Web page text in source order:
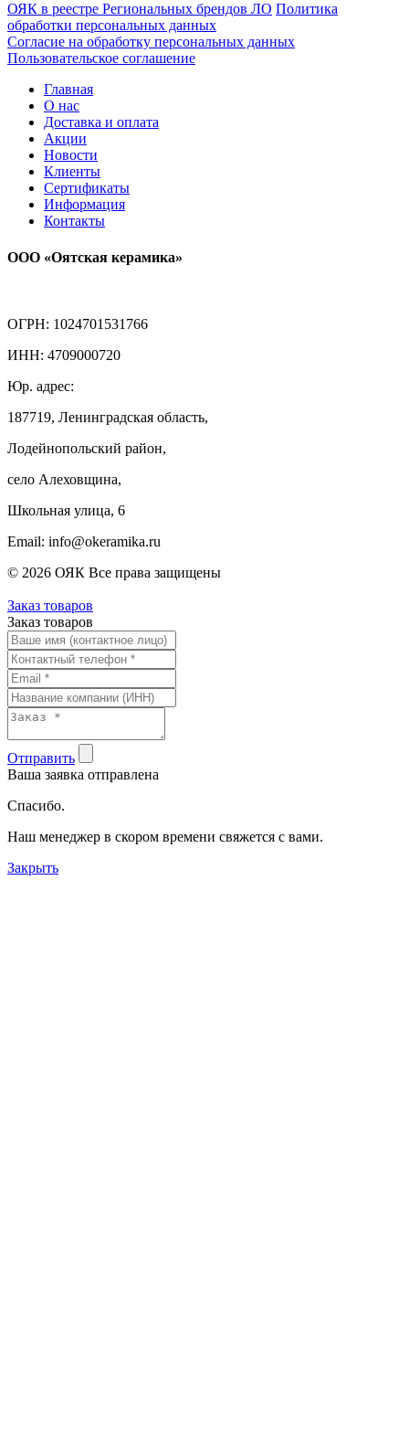
ОЯК в реестре Региональных брендов ЛО Политика
обработки персональных данных
Согласие на обработку персональных данных
Пользовательское соглашение
Главная
О нас
Доставка и оплата
Акции
Новости
Клиенты
Сертификаты
Информация
Контакты
ООО «Оятская керамика»
ОГРН: 1024701531766
ИНН: 4709000720
Юр. адрес:
187719, Ленинградская область,
Лодейнопольский район,
село Алеховщина,
Школьная улица, 6
Email: info@okeramika.ru
© 2026 ОЯК Все права защищены
Заказ товаров
Заказ товаров
Отправить
Ваша заявка отправлена
Спасибо.
Наш менеджер в скором времени свяжется с вами.
Закрыть